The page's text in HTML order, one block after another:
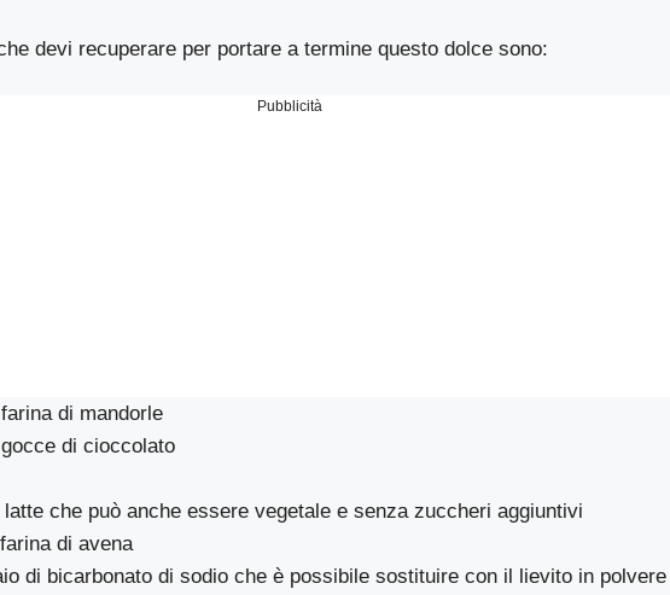
devi recuperare per portare a termine questo dolce sono:
Pubblicità
di mandorle
di cioccolato
che può anche essere vegetale e senza zuccheri aggiuntivi
di avena
di bicarbonato di sodio che è possibile sostituire con il lievito in polvere